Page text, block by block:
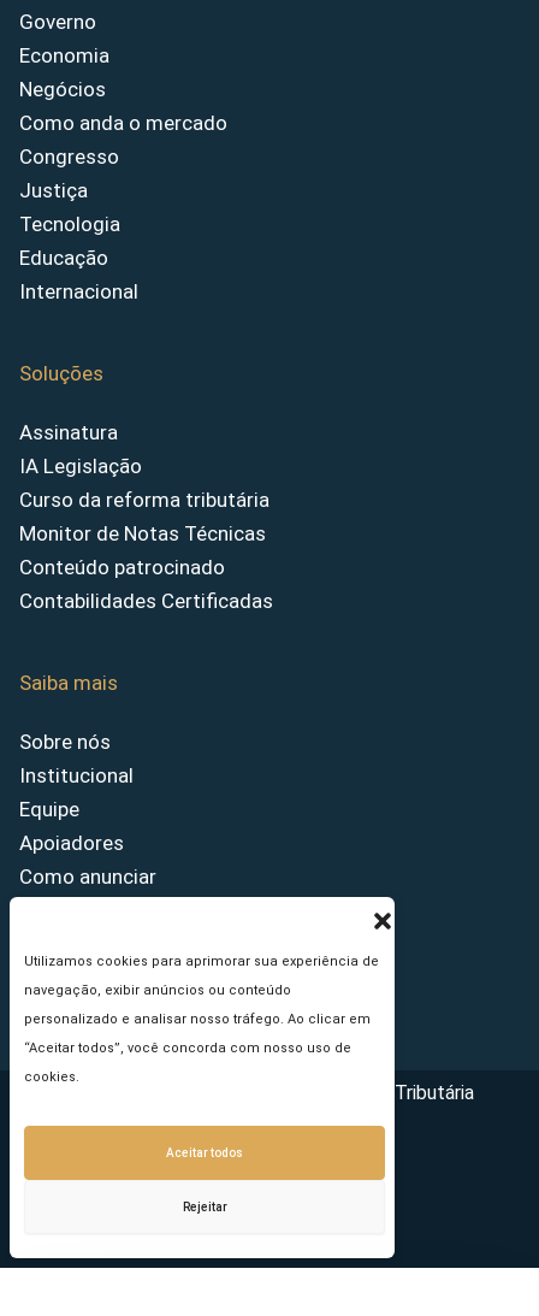
Utilizamos cookies para aprimorar sua experiência de
navegação, exibir anúncios ou conteúdo
personalizado e analisar nosso tráfego. Ao clicar em
“Aceitar todos”, você concorda com nosso uso de
cookies.
Aceitar todos
Rejeitar
Governo
Economia
Negócios
Como anda o mercado
Congresso
Justiça
Tecnologia
Educação
Internacional
Soluções
Assinatura
IA Legislação
Curso da reforma tributária
Monitor de Notas Técnicas
Conteúdo patrocinado
Contabilidades Certificadas
Saiba mais
Sobre nós
Institucional
Equipe
Apoiadores
Como anunciar
Princípios Editoriais
Copyright © 2026 - Portal da Reforma Tributária